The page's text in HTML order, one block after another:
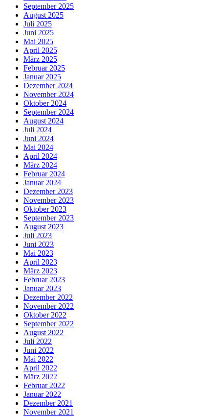
September 2025
August 2025
Juli 2025
Juni 2025
Mai 2025
April 2025
März 2025
Februar 2025
Januar 2025
Dezember 2024
November 2024
Oktober 2024
September 2024
August 2024
Juli 2024
Juni 2024
Mai 2024
April 2024
März 2024
Februar 2024
Januar 2024
Dezember 2023
November 2023
Oktober 2023
September 2023
August 2023
Juli 2023
Juni 2023
Mai 2023
April 2023
März 2023
Februar 2023
Januar 2023
Dezember 2022
November 2022
Oktober 2022
September 2022
August 2022
Juli 2022
Juni 2022
Mai 2022
April 2022
März 2022
Februar 2022
Januar 2022
Dezember 2021
November 2021